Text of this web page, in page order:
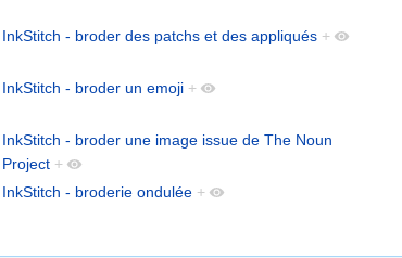
InkStitch - broder des patchs et des appliqués +
InkStitch - broder un emoji +
InkStitch - broder une image issue de The Noun
Project +
InkStitch - broderie ondulée +